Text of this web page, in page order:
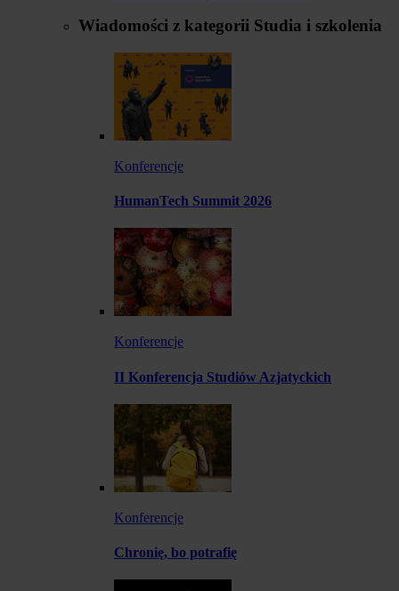
Wiadomości z kategorii Studia i szkolenia
Konferencje
HumanTech Summit 2026
Konferencje
II Konferencja Studiów Azjatyckich
Konferencje
Chronię, bo potrafię